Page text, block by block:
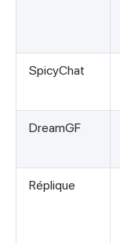
SpicyChat
DreamGF
Réplique